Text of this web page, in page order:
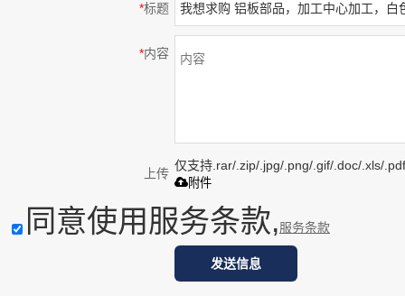
*标题
*内容
上传
仅支持.rar/.zip/.jpg/.png/.gif/.doc/.xls/
附件
同意使用服务条款,服务条款
发送信息